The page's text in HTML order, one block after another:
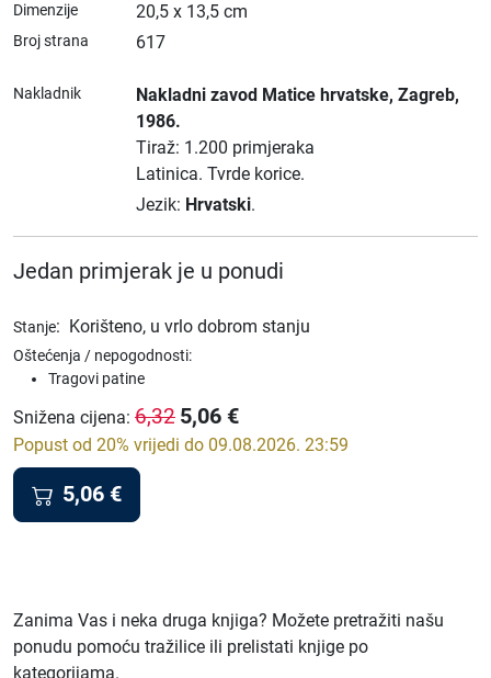
Dimenzije 20,5 x 13,5 cm
Broj strana 617
Nakladnik Nakladni zavod Matice hrvatske, Zagreb,
1986.
Tiraž: 1.200 primjeraka
Latinica. Tvrde korice.
Jezik: Hrvatski.
Jedan primjerak je u ponudi
Stanje: Korišteno, u vrlo dobrom stanju
Oštećenja / nepogodnosti:
Tragovi patine
Snižena cijena: 6,32 5,06 €
Popust od 20% vrijedi do 09.08.2026. 23:59
5,06 €
Zanima Vas i neka druga knjiga? Možete pretražiti našu
ponudu pomoću tražilice ili prelistati knjige po
kategorijama.